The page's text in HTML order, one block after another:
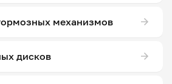
механизмов
дисков